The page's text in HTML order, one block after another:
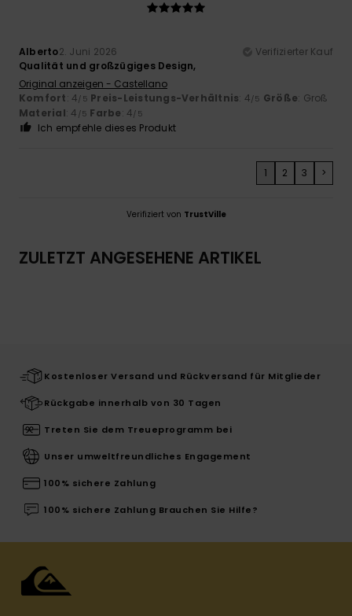
Alberto2. Juni 2026
Verifizierter Kauf
Qualität und großzügiges Design,
Original anzeigen - Castellano
Komfort: 4/5 Preis-Leistungs-Verhältnis: 4/5 Größe: Groß
Material: 4 /5 Farbe: 4/5
Ich empfehle dieses Produkt
1 2 3 >
Verifiziert von TrustVille
ZULETZT ANGESEHENE ARTIKEL
Kostenloser Versand und Rückversand für Mitglieder
Rückgabe innerhalb von 30 Tagen
Treten Sie dem Treueprogramm bei
Unser umweltfreundliches Engagement
100% sichere Zahlung
100% sichere Zahlung Brauchen Sie Hilfe?